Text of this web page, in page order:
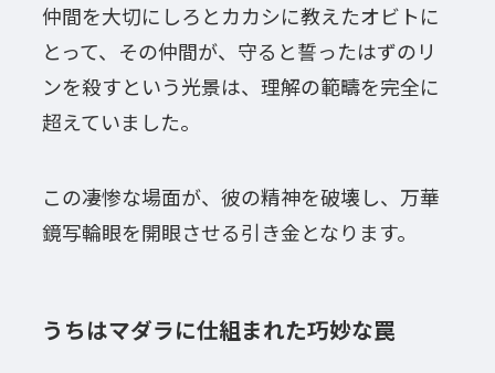
仲間を大切にしろとカカシに教えたオビトに
とって、その仲間が、守ると誓ったはずのリ
ンを殺すという光景は、理解の範疇を完全に
超えていました。
この凄惨な場面が、彼の精神を破壊し、万華
鏡写輪眼を開眼させる引き金となります。
うちはマダラに仕組まれた巧妙な罠